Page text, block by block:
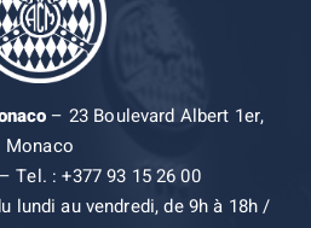
– 23 Boulevard Albert 1er,
Monaco
Tel. : +377 93 15 26 00
lundi au vendredi, de 9h à 18h /